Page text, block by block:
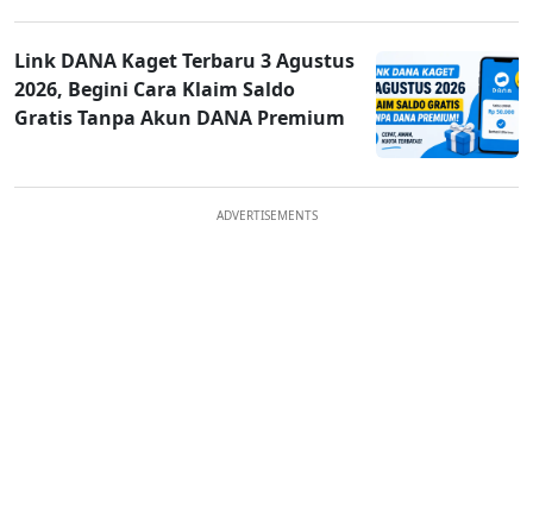
Link DANA Kaget Terbaru 3 Agustus
2026, Begini Cara Klaim Saldo
Gratis Tanpa Akun DANA Premium
ADVERTISEMENTS